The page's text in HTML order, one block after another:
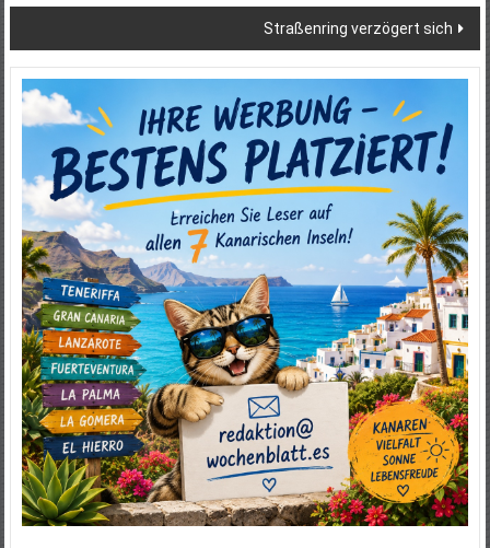
Straßenring verzögert sich